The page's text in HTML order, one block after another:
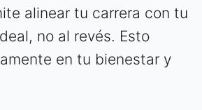
alinear tu carrera con tu
no al revés. Esto
en tu bienestar y